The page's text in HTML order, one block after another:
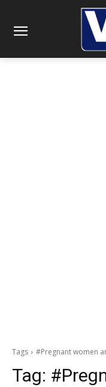
Tags #Pregnant women
Tag: